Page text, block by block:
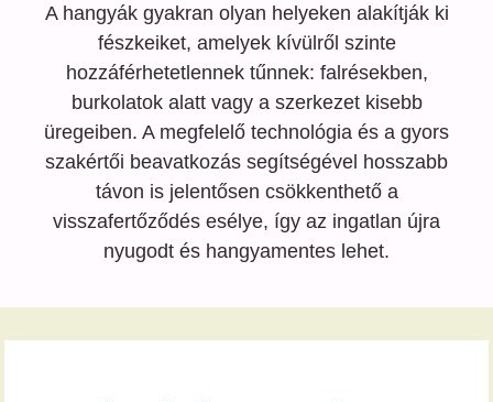
A hangyák gyakran olyan helyeken alakítják ki
fészkeiket, amelyek kívülről szinte
hozzáférhetetlennek tűnnek: falrésekben,
burkolatok alatt vagy a szerkezet kisebb
üregeiben. A megfelelő technológia és a gyors
szakértői beavatkozás segítségével hosszabb
távon is jelentősen csökkenthető a
visszafertőződés esélye, így az ingatlan újra
nyugodt és hangyamentes lehet.